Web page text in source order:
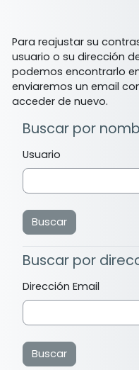
Para reajustar su
usuario o su dirección
podemos encontrarlo
enviaremos un email
acceder de nuevo.
Buscar por
Buscar por
Usuario
Buscar por
Buscar por
Dirección Email